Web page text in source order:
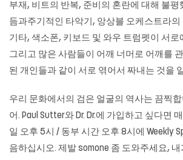
부재, 비트의 반복, 준비의 혼란에 대해 불평
듬과주기적인 타악기, 앙상블 오케스트라의
기타, 색소폰, 키보드 및 와우 트럼펫이 서
그리고 많은 사람들이 어깨 너머로 어깨를
된 개인들과 같이 서로 엮어서 짜내는 것을
우리 문화에서의 검은 얼굴의 역사는 끔찍
어. Paul Sutter와 Dr. Dr.에 가입하고 싶다면
일 오후 5시 / 동부 시간 오후 8시에 Weekly
음하십시오. 제발 somone 좀 도와주세요,